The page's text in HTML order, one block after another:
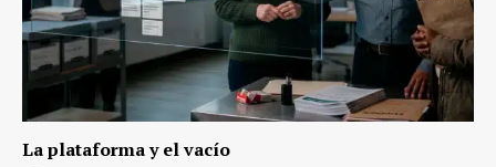
La plataforma y el vacío